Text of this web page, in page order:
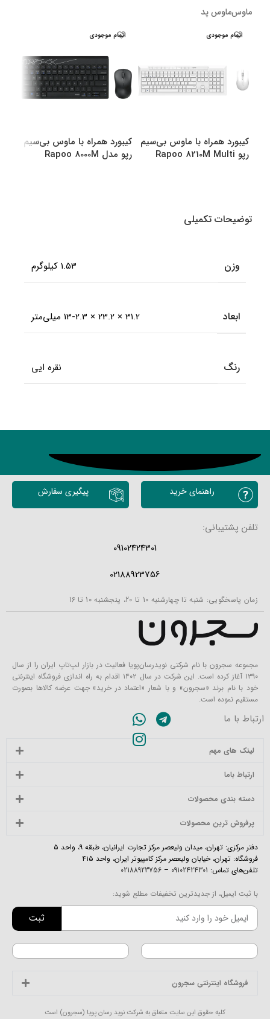
ماوسماوس پد
اتمام موجودی
کیبورد همراه با ماوس بی‌سیم
رپو Rapoo 8210M Multi
اتمام موجودی
کیبورد همراه با ماوس بی‌سیم
رپو مدل Rapoo 8000M
توضیحات تکمیلی
وزن 1.53 کیلوگرم
ابعاد 31.2 × 23.2 × 13-2.3 میلی‌متر
رنگ نقره ایی
محصولات مشابه
راهنمای خرید پیگیری سفارش
تلفن پشتیبانی:
09102424301
02188923756
زمان پاسخگویی: شنبه تا چهارشنبه 10 تا 20، پنجشنبه 10 تا 16
مجموعه سجرون با نام شرکتی نویدرسان‌پویا فعالیت در بازار لپ‌تاپ ایران را از سال
۱۳۹۰ آغاز کرده است. این شرکت در سال ۱۴۰۲ اقدام به راه اندازی فروشگاه اینترنتی
خود با نام برند «سجرون» و با شعار «اعتماد در خرید» جهت عرضه کالاها بصورت
مستقیم نموده است.
ارتباط با ما
لینک های مهم
ارتباط باما
دسته بندی محصولات
پرفروش ترین محصولات
دفتر مرکزی: تهران، میدان ولیعصر مرکز تجارت ایرانیان، طبقه ۹، واحد ۵
فروشگاه: تهران، خیابان ولیعصر مرکز کامپیوتر ایران، واحد ۴۱۵
تلفن‌های تماس: 09102424301
–
02188923756
با ثبت ایمیل، از جدیدترین تخفیفات مطلع شوید:
ثبت
فروشگاه اینترنتی سجرون
کلیه حقوق این سایت متعلق به شرکت نوید رسان پویا (سجرون) است